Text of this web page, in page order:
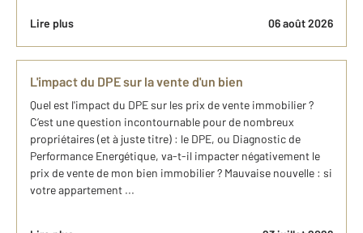
Lire plus 06 août 2026
L'impact du DPE sur la vente d'un bien
Quel est l'impact du DPE sur les prix de vente immobilier ?
C’est une question incontournable pour de nombreux
propriétaires (et à juste titre) : le DPE, ou Diagnostic de
Performance Energétique, va-t-il impacter négativement le
prix de vente de mon bien immobilier ? Mauvaise nouvelle : si
votre appartement ...